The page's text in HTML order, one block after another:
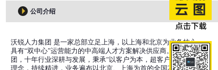
公司介绍
沃锐人力集团 是一家总部立足上海，以上海和北京为业务核心，
具有“双中心”运营能力的中高端人才方案解决供应商。沃锐人力集
团，十年行业深耕与发展，秉承“以客户为本，超客户预期”的经营
理念，持续精进，业务遍布以北京、上海为首的全国20+重点城